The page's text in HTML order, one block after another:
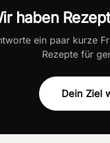
haben
ein paar kurze
Rezepte für
Dein Ziel